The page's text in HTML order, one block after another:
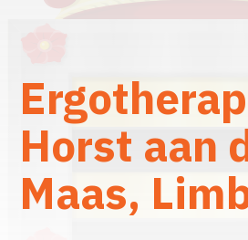
Horst aan
Maas,